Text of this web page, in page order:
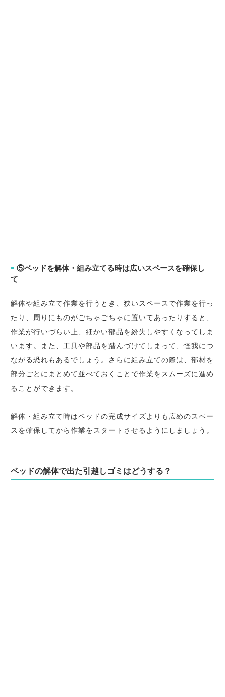
■ ⑤ベッドを解体・組み立てる時は広いスペースを確保し
て
解体や組み立て作業を行うとき、狭いスペースで作業を行っ
たり、周りにものがごちゃごちゃに置いてあったりすると、
作業が行いづらい上、細かい部品を紛失しやすくなってしま
います。また、工具や部品を踏んづけてしまって、怪我につ
ながる恐れもあるでしょう。さらに組み立ての際は、部材を
部分ごとにまとめて並べておくことで作業をスムーズに進め
ることができます。
解体・組み立て時はベッドの完成サイズよりも広めのスペー
スを確保してから作業をスタートさせるようにしましょう。
ベッドの解体で出た引越しゴミはどうする？